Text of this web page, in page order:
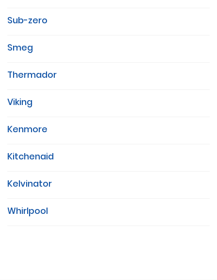
Sub-zero
Smeg
Thermador
Viking
Kenmore
Kitchenaid
Kelvinator
Whirlpool